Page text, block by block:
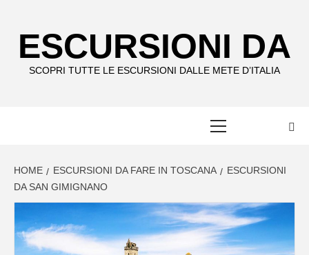
contentESCURSIONI DA
SCOPRI TUTTE LE ESCURSIONI DALLE METE D’ITALIA
HOME ESCURSIONI DA FARE IN TOSCANA
ESCURSIONI
DA SAN GIMIGNANO